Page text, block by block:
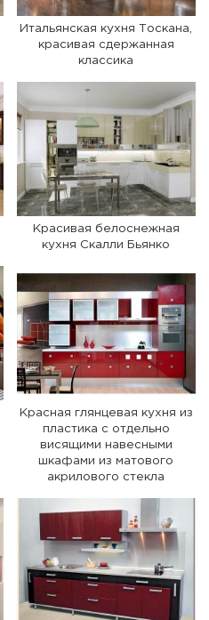
Итальянская кухня Тоскана,
красивая сдержанная
классика
Красивая белоснежная
кухня Скалли Бьянко
Красная глянцевая кухня из
пластика с отдельно
висящими навесными
шкафами из матового
акрилового стекла